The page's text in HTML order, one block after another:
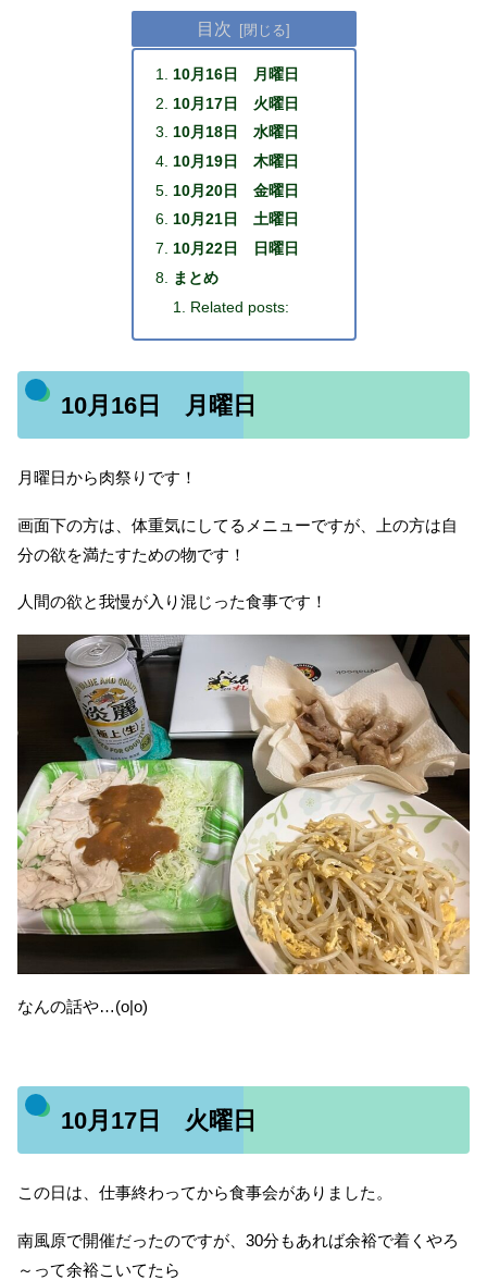
目次
10月16日 月曜日
10月17日 火曜日
10月18日 水曜日
10月19日 木曜日
10月20日 金曜日
10月21日 土曜日
10月22日 日曜日
まとめ
Related posts:
10月16日 月曜日
月曜日から肉祭りです！
画面下の方は、体重気にしてるメニューですが、上の方は自
分の欲を満たすための物です！
人間の欲と我慢が入り混じった食事です！
なんの話や…(o|o)
10月17日 火曜日
この日は、仕事終わってから食事会がありました。
南風原で開催だったのですが、30分もあれば余裕で着くやろ
～って余裕こいてたら